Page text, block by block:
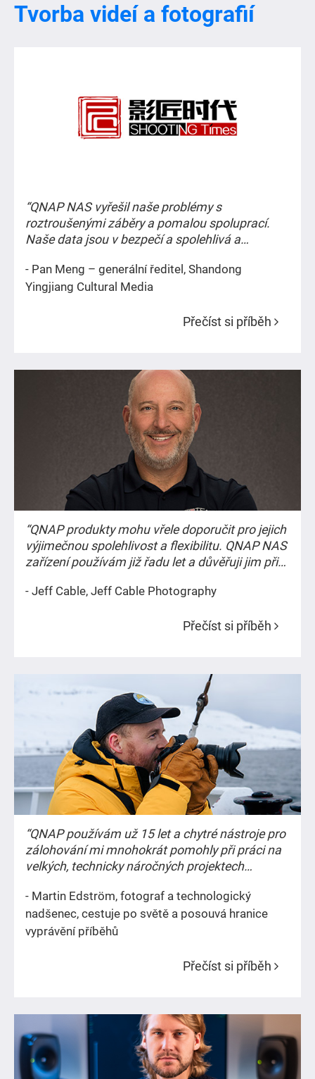
Architektura a návrhářství
Neziskový a veřejný sektor
Televizní a filmová
Malá studia a sóloví umělci
Tvorba videí a fotografií
“QNAP NAS vyřešil naše problémy s
roztroušenými záběry a pomalou spoluprací.
Naše data jsou v bezpečí a spolehlivá a
zvýšila.”
- Pan Meng – generální ředitel, Shandong
Yingjiang Cultural Media
Přečíst si příběh
“QNAP produkty mohu vřele doporučit pro jejich
výjimečnou spolehlivost a flexibilitu. QNAP NAS
zařízení používám již řadu let a důvěřuji jim při
fotografie, které jsou tak vždy v bezpečí. Ať už
historických událostí, jako jsou olympijské hry,
- Jeff Cable, Jeff Cable Photography
Přečíst si příběh
“QNAP používám už 15 let a chytré nástroje pro
zálohování mi mnohokrát pomohly při práci na
velkých, technicky náročných projektech
- Martin Edström, fotograf a technologický
nadšenec, cestuje po světě a posouvá hranice
vyprávění příběhů
Přečíst si příběh